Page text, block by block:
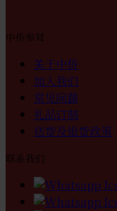
中侨参茸
关于中侨
加入我们
常见问题
礼品订制
送货及退货政策
联系我们